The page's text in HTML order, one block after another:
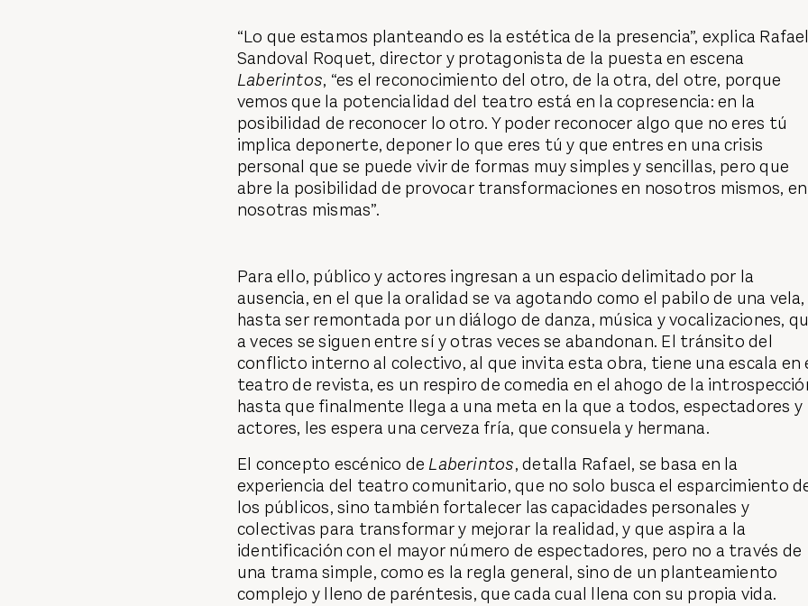
“Lo que estamos planteando es la estética de la presencia”, explica
Sandoval Roquet, director y protagonista de la puesta en escena
Laberintos, “es el reconocimiento del otro, de la otra, del otre, porque
vemos que la potencialidad del teatro está en la copresencia: en la
posibilidad de reconocer lo otro. Y poder reconocer algo que no eres tú
implica deponerte, deponer lo que eres tú y que entres en una crisis
personal que se puede vivir de formas muy simples y sencillas, pero que
abre la posibilidad de provocar transformaciones en nosotros mismos, en
nosotras mismas”.
Para ello, público y actores ingresan a un espacio delimitado por la
ausencia, en el que la oralidad se va agotando como el pabilo de una vela,
hasta ser remontada por un diálogo de danza, música y vocalizaciones,
a veces se siguen entre sí y otras veces se abandonan. El tránsito del
conflicto interno al colectivo, al que invita esta obra, tiene una escala en
teatro de revista, es un respiro de comedia en el ahogo de la
hasta que finalmente llega a una meta en la que a todos, espectadores y
actores, les espera una cerveza fría, que consuela y hermana.
El concepto escénico de Laberintos, detalla Rafael, se basa en la
experiencia del teatro comunitario, que no solo busca el esparcimiento
los públicos, sino también fortalecer las capacidades personales y
colectivas para transformar y mejorar la realidad, y que aspira a la
identificación con el mayor número de espectadores, pero no a través de
una trama simple, como es la regla general, sino de un planteamiento
complejo y lleno de paréntesis, que cada cual llena con su propia vida.